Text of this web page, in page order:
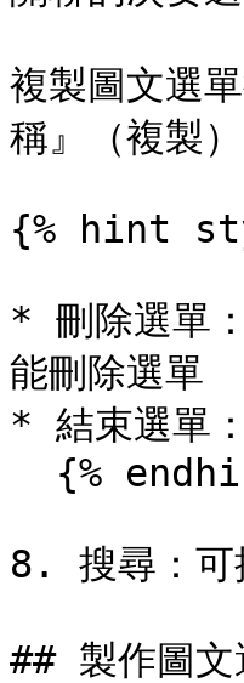
複製圖文選
稱』（複製
{% hint
* 刪除選單
能刪除選單
* 結束選單
8. 搜尋：可
## 製作圖